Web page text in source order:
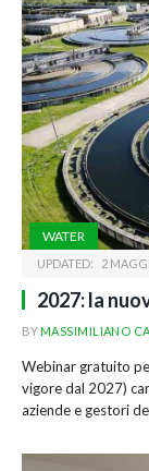
WATER
UPDATED: 2
2027: la
BYMASSIMILIANO
Webinar gratuito
vigore dal 2027)
aziende e gestori